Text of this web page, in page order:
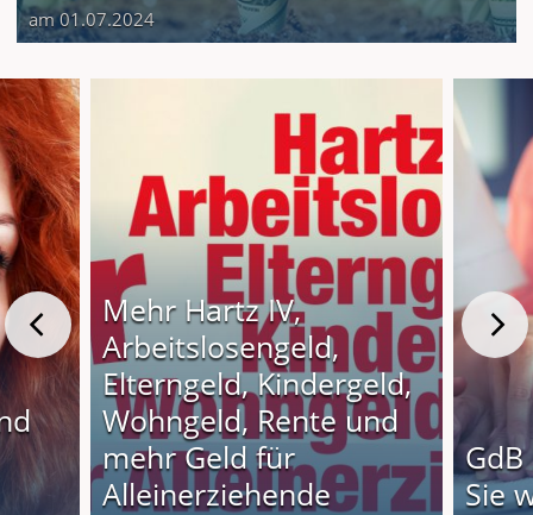
am 01.07.2024
Mehr Hartz IV,
Arbeitslosengeld,
Elterngeld, Kindergeld,
Wohngeld, Rente und
mehr Geld für
Alleinerziehende
Sie